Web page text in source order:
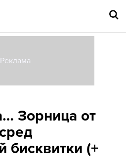
Зорница от
бисквитки (+